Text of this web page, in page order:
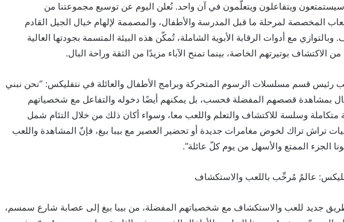
سيستمتعون ويتفاعلون ويتعلّمون في آن واحد. نُعلن اليوم عن توسيع مجموعتنا من
المخصصة لمرحلة ما قبل المدرسة والأطفال، والمصممة لإلهام خيال الجيل القادم
مع أدوات الرقابة الأبوية الشاملة، تُمكّن هذه البيئة المتسمة بجودتها العالية
من الاكتشاف بوتيرتهم الخاصة، بينما تمنح الآباء مزيدًا من الثقة وراحة البال.
رئيس قسم مسلسلات الرسوم المتحركة وبرامج الأطفال والعائلة في نتفليكس: “نحن نبني
بمشاهدة قصصهم المفضلة فحسب، بل يمكنهم أيضًا دخوله والتفاعل مع شخصياتهم
متكاملة وسلسة للاكتشاف والتعلم واللعب معا، وسواء أكان ذلك من خلال التئام شمل
تراش تراك لخوض مغامرات جديدة أو تحضير العصير مع بيبا بيغ، فإنّ المشاهدة واللعب
الجزء الممتع والأسهل من يوم كلّ عائلة”.
عالمٌ مُرحِّب باللعب والاستكشاف
جديد للعب والاستكشاف مع شخصياتهم المفضلة، من بيبا بيغ إلى عصابة شارع سمسم،